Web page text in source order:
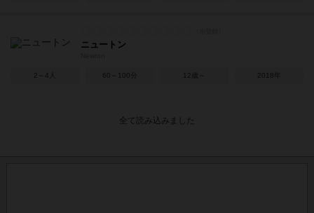
ニュートン
2～4人 60～100分 12歳～ 2018年
全て読み込みました